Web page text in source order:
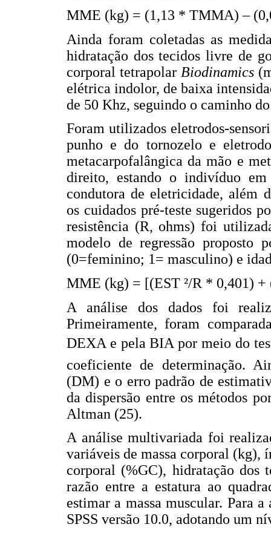
MME (kg) = (1,13 * TMMA) –
Ainda foram coletadas as
hidratação dos tecidos livre de
corporal tetrapolar Biodinamics
elétrica indolor, de baixa
de 50 Khz, seguindo o caminho
Foram utilizados eletrodos-
punho e do tornozelo e
metacarpofalângica da mão e
direito, estando o indivíduo
condutora de eletricidade, além
os cuidados pré-teste sugeridos
resistência (R, ohms) foi
modelo de regressão proposto
(0=feminino; 1= masculino) e
MME (kg) = [(EST ²/R * 0,401)
A análise dos dados foi
Primeiramente, foram
DEXA e pela BIA por meio do
coeficiente de determinação.
(DM) e o erro padrão de
da dispersão entre os métodos
Altman (25).
A análise multivariada foi
variáveis de massa corporal (kg),
corporal (%GC), hidratação
razão entre a estatura ao
estimar a massa muscular. Para
SPSS versão 10.0, adotando um